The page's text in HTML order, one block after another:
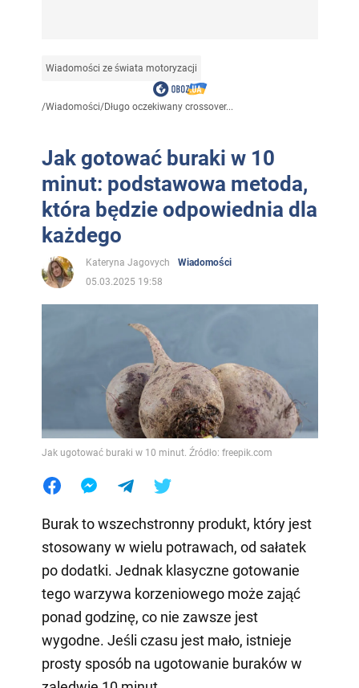
Wiadomości ze świata motoryzacji
/Wiadomości/Długo oczekiwany crossover...
Jak gotować buraki w 10
minut: podstawowa metoda,
która będzie odpowiednia dla
każdego
Kateryna Jagovych
Wiadomości
05.03.2025 19:58
Jak ugotować buraki w 10 minut. Źródło: freepik.com
Burak to wszechstronny produkt, który jest
stosowany w wielu potrawach, od sałatek
po dodatki. Jednak klasyczne gotowanie
tego warzywa korzeniowego może zająć
ponad godzinę, co nie zawsze jest
wygodne. Jeśli czasu jest mało, istnieje
prosty sposób na ugotowanie buraków w